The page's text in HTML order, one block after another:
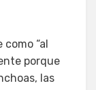
“al
porque
las